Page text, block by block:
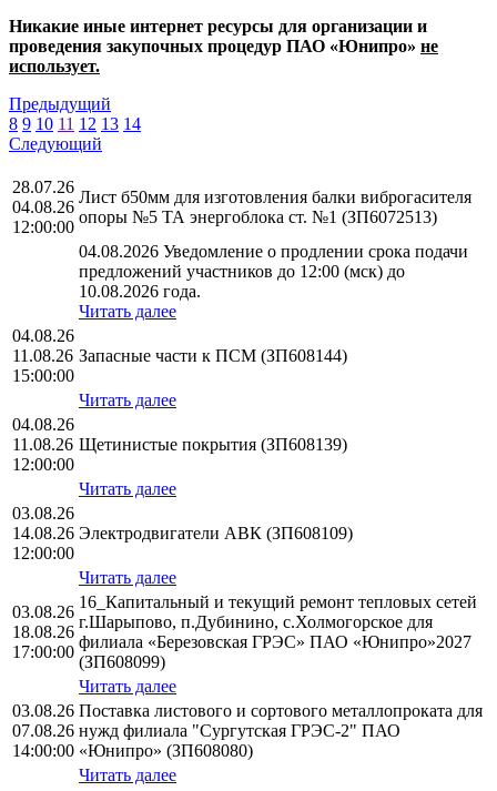
Никакие иные интернет ресурсы для организации и
проведения закупочных процедур ПАО «Юнипро» не
использует.
Предыдущий
8 9 10 11 12 13 14
Следующий
28.07.26
04.08.26
12:00:00
Лист б50мм для изготовления балки виброгасителя
опоры №5 ТА энергоблока ст. №1 (ЗП6072513)
04.08.2026 Уведомление о продлении срока подачи
предложений участников до 12:00 (мск) до
10.08.2026 года.
Читать далее
04.08.26
11.08.26
15:00:00
Запасные части к ПСМ (ЗП608144)
Читать далее
04.08.26
11.08.26
12:00:00
Щетинистые покрытия (ЗП608139)
Читать далее
03.08.26
14.08.26
12:00:00
Электродвигатели АВК (ЗП608109)
Читать далее
03.08.26
18.08.26
17:00:00
16_Капитальный и текущий ремонт тепловых сетей
г.Шарыпово, п.Дубинино, с.Холмогорское для
филиала «Березовская ГРЭС» ПАО «Юнипро»2027
(ЗП608099)
Читать далее
03.08.26
07.08.26
14:00:00
Поставка листового и сортового металлопроката для
нужд филиала "Сургутская ГРЭС-2" ПАО
«Юнипро» (ЗП608080)
Читать далее